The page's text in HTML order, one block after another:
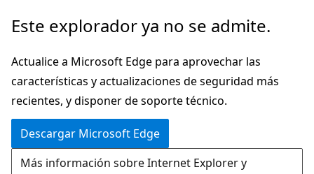
Ir
contenido
principal
Este explorador ya no se admite.
Actualice a Microsoft Edge para aprovechar las
características y actualizaciones de seguridad más
recientes, y disponer de soporte técnico.
Descargar Microsoft Edge
Más información sobre Internet Explorer y